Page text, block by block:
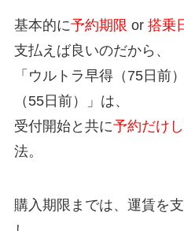
基本的に予約期限 or 搭乗
支払えば良いのだから、
「ウルトラ早得（75日前
（55日前）」は、
受付開始と共に予約だけ
法。
購入期限までは、運賃を